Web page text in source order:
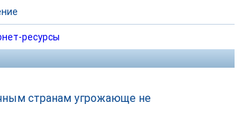
ресурсы
странам угрожающе не